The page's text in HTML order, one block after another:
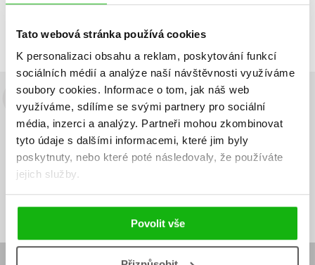
Tato webová stránka používá cookies
K personalizaci obsahu a reklam, poskytování funkcí
sociálních médií a analýze naší návštěvnosti využíváme
soubory cookies. Informace o tom, jak náš web
využíváme, sdílíme se svými partnery pro sociální
média, inzerci a analýzy. Partneři mohou zkombinovat
tyto údaje s dalšími informacemi, které jim byly
poskytnuty, nebo které poté následovaly, že používáte
jejich služby.
Povolit vše
Zobrazuji 1 až 1 z celkem 1 záznamů
Předchozí 1 Další
Budete to vědět jako první!
Zajímá Vás, jaký knižní hit právě vychází, na jaké zboží je výhodná
sleva, jaká běží soutěž o ceny? Přihlášením k odběru našich e-
mailových novineksouhlasíte se zpracováním osobních údajů.
mailová
adresa
mailová
adresa
Vaše e-mailová adresa Přihlásit se